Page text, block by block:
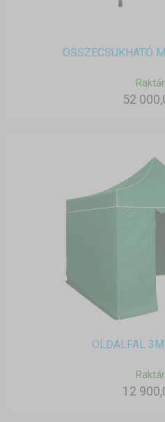
ÖSSZECSUKHATÓ
52
OLDALFAL
12